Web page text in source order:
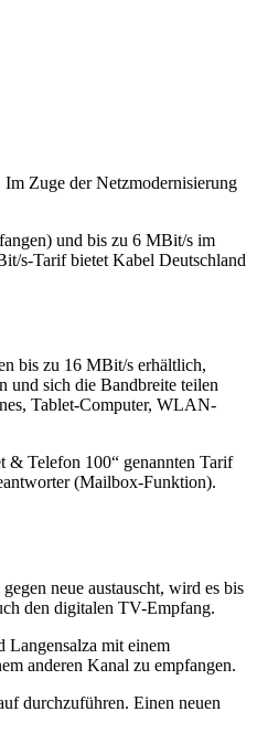
Zuge der Netzmodernisierung
und bis zu 6 MBit/s im
s-Tarif bietet Kabel Deutschland
bis zu 16 MBit/s erhältlich,
und sich die Bandbreite teilen
Tablet-Computer, WLAN-
& Telefon 100“ genannten Tarif
(Mailbox-Funktion).
neue austauscht, wird es bis
den digitalen TV-Empfang.
Langensalza mit einem
anderen Kanal zu empfangen.
durchzuführen. Einen neuen